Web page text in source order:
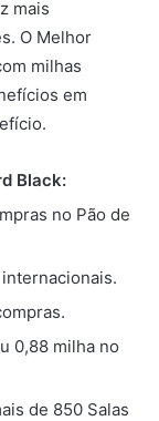
mais
O Melhor
milhas
em
Black:
no Pão de
0,88 milha no
de 850 Salas